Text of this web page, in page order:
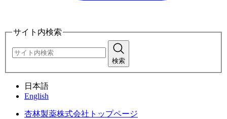
サイト内検索
検索
日本語
English
杏林製薬株式会社トップページ